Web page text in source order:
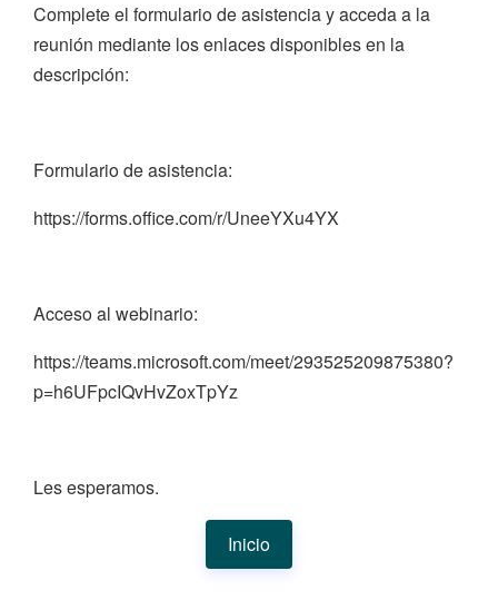
Complete el formulario de asistencia y acceda a la
reunión mediante los enlaces disponibles en la
descripción:
Formulario de asistencia:
https://forms.office.com/r/UneeYXu4YX
Acceso al webinario:
https://teams.microsoft.com/meet/293525209875380?
p=h6UFpcIQvHvZoxTpYz
Les esperamos.
Inicio